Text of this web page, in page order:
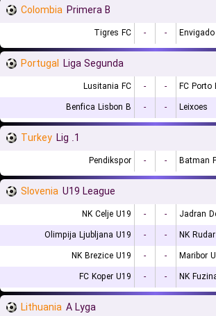
Colombia Primera B
Tigres FC - - Envigado
Portugal Liga Segunda
Lusitania FC - -
FC Porto
Benfica Lisbon B
- - Leixoes
Turkey 1. Lig
Pendikspor - - Batman
Slovenia U19 League
NK Celje U19 - -
Jadran
Olimpija Ljubljana U19
- -
NK
NK Brezice U19
- -
Maribor
FC Koper U19
- - NK
Lithuania A Lyga